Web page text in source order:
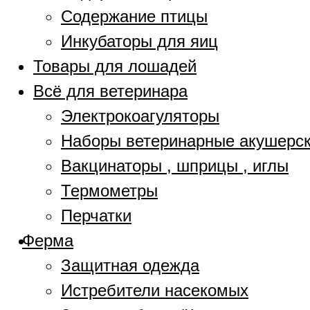
Содержание птицы
Инкубаторы для яиц
Товары для лошадей
Всё для ветеринара
Электрокоагуляторы
Наборы ветеринарные
Вакцинаторы , шприцы , иглы
Термометры
Перчатки
Ферма
Защитная одежда
Истребители насекомых